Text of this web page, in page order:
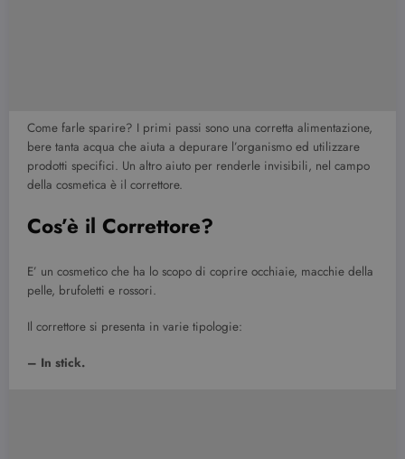
Come farle sparire? I primi passi sono una corretta alimentazione,
bere tanta acqua che aiuta a depurare l’organismo ed utilizzare
prodotti specifici. Un altro aiuto per renderle invisibili, nel campo
della cosmetica è il correttore.
Cos’è il Correttore?
E’ un cosmetico che ha lo scopo di coprire occhiaie, macchie della
pelle, brufoletti e rossori.
Il correttore si presenta in varie tipologie:
– In stick.